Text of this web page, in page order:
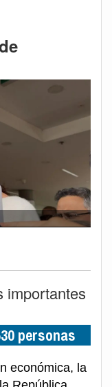
importantes
personas
económica, la